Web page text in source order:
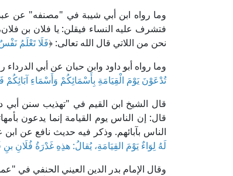
وما رواه ابن أبي شيبة في "مصنفه" عن
فتشرف عليه النساء فيقلن: يا فلان بن
نحن من اللاتي قال الله تعالى: ﴿فَلَا تَعْلَمُ
وما رواه أبو داود وابن حبان عن أبي
تُدْعَوْنَ يَوْمَ الْقِيَامَةِ بِأَسْمَائِكُمْ وَأَسْمَاءِ
قال: إن الناس يوم القيامة إنما يدعون
الناس بآبائهم. وذكر فيه حديث نافع عن
لَهُ لِوَاءٌ يَوْمَ القِيَامَةِ، يُقالُ: هذِهِ غَدْرَةُ فُلَانِ بنِ